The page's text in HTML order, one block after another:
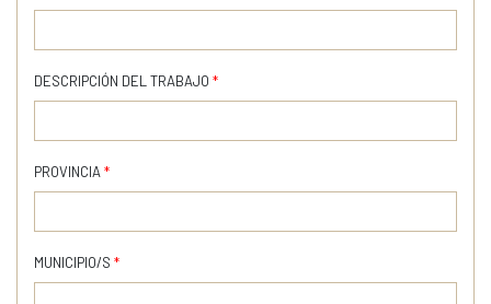
DESCRIPCIÓN DEL TRABAJO *
PROVINCIA *
MUNICIPIO/S *